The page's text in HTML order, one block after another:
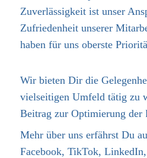
Zuverlässigkeit ist unser
Zufriedenheit unserer
haben für uns oberste
Wir bieten Dir die
vielseitigen Umfeld tätig zu
Beitrag zur Optimierung der
Mehr über uns erfährst Du
Facebook, TikTok,